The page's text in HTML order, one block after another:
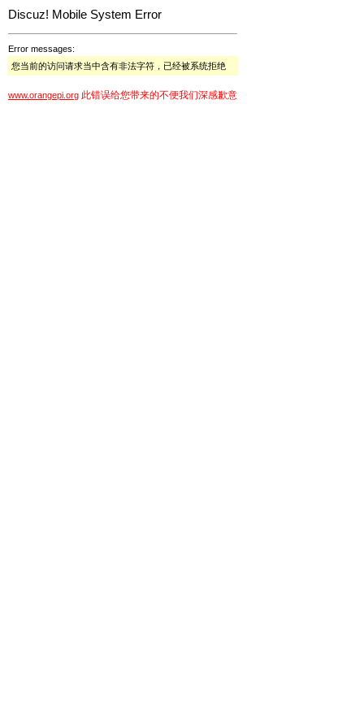
Discuz! Mobile System Error
Error messages:
您当前的访问请求当中含有非法字符，已经被系统拒绝
www.orangepi.org 此错误给您带来的不便我们深感歉意